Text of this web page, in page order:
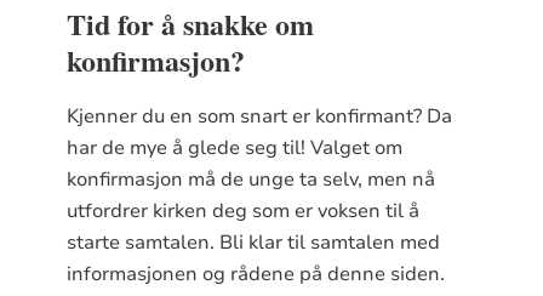
Tid for å snakke om
konfirmasjon?
Kjenner du en som snart er konfirmant? Da
har de mye å glede seg til! Valget om
konfirmasjon må de unge ta selv, men nå
utfordrer kirken deg som er voksen til å
starte samtalen. Bli klar til samtalen med
informasjonen og rådene på denne siden.